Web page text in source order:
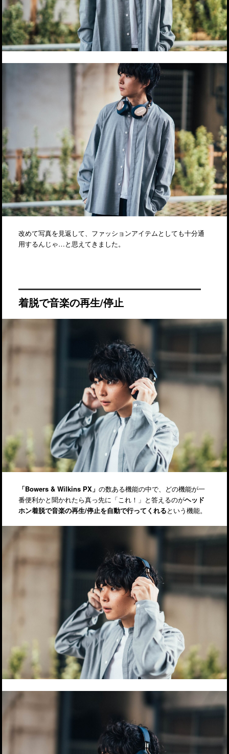
改めて写真を見返して、ファッションアイテムとしても十分通
用するんじゃ…と思えてきました。
着脱で音楽の再生/停止
「Bowers & Wilkins PX」 の数ある機能の中で、どの機能が一
番便利かと聞かれたら真っ先に「これ！」と答えるのがヘッド
ホン着脱で音楽の再生/停止を自動で行ってくれるという機能。